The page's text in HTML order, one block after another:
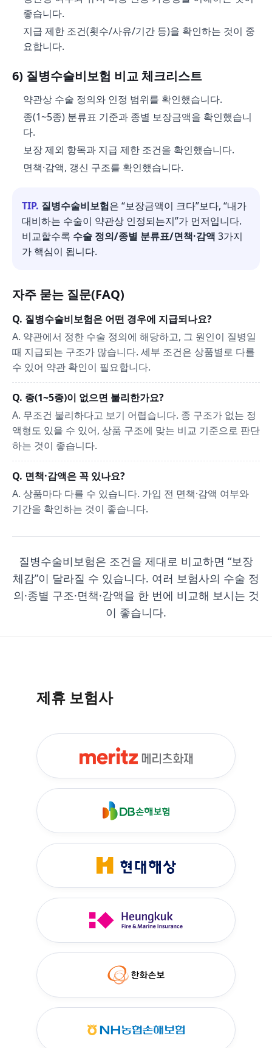
좋습니다.
지급 제한 조건(횟수/사유/기간 등)을 확인하는 것이 중
요합니다.
6) 질병수술비보험 비교 체크리스트
약관상 수술 정의와 인정 범위를 확인했습니다.
종(1~5종) 분류표 기준과 종별 보장금액을 확인했습니
다.
보장 제외 항목과 지급 제한 조건을 확인했습니다.
면책·감액, 갱신 구조를 확인했습니다.
TIP. 질병수술비보험은 “보장금액이 크다”보다, “내가
대비하는 수술이 약관상 인정되는지”가 먼저입니다.
비교할수록 수술 정의/종별 분류표/면책·감액 3가지
가 핵심이 됩니다.
자주 묻는 질문(FAQ)
Q. 질병수술비보험은 어떤 경우에 지급되나요?
A. 약관에서 정한 수술 정의에 해당하고, 그 원인이 질병일
때 지급되는 구조가 많습니다. 세부 조건은 상품별로 다를
수 있어 약관 확인이 필요합니다.
Q. 종(1~5종)이 없으면 불리한가요?
A. 무조건 불리하다고 보기 어렵습니다. 종 구조가 없는 정
액형도 있을 수 있어, 상품 구조에 맞는 비교 기준으로 판단
하는 것이 좋습니다.
Q. 면책·감액은 꼭 있나요?
A. 상품마다 다를 수 있습니다. 가입 전 면책·감액 여부와
기간을 확인하는 것이 좋습니다.
질병수술비보험은 조건을 제대로 비교하면 “보장
체감”이 달라질 수 있습니다. 여러 보험사의 수술 정
의·종별 구조·면책·감액을 한 번에 비교해 보시는 것
이 좋습니다.
제휴 보험사